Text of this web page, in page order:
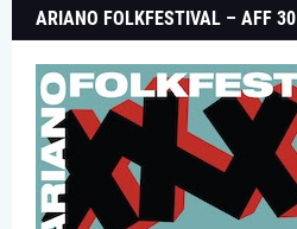
ARIANO FOLKFESTIVAL – AFF 30